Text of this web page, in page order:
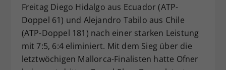
Freitag Diego Hidalgo aus Ecuador (ATP-
Doppel 61) und Alejandro Tabilo aus Chile
(ATP-Doppel 181) nach einer starken Leistung
mit 7:5, 6:4 eliminiert. Mit dem Sieg über die
letztwöchigen Mallorca-Finalisten hatte Ofner